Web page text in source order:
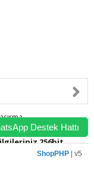
256bit
Destek Hattı
ShopPHP | v5